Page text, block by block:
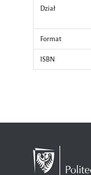
Dział
Format
ISBN